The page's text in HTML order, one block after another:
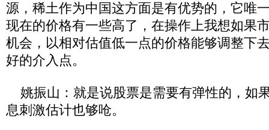
源，稀土作为中国这方面是有优势的，它唯
现在的价格有一些高了，在操作上我想如果
机会，以相对估值低一点的价格能够调整下
好的介入点。
姚振山：就是说股票是需要有弹性的，如
息刺激估计也够呛。